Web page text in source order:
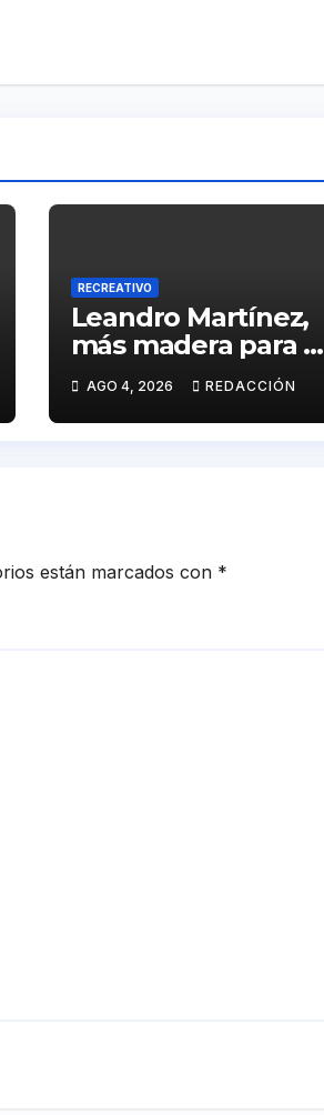
RECREATIVO
Leandro Martínez,
más madera para el
ataque del Decano
AGO 4, 2026 REDACCIÓN
están marcados con *